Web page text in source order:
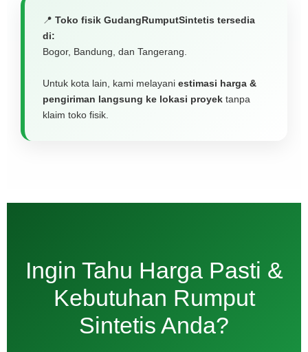
📍 Toko fisik GudangRumputSintetis tersedia
di:
Bogor, Bandung, dan Tangerang.
Untuk kota lain, kami melayani estimasi harga &
pengiriman langsung ke lokasi proyek tanpa
klaim toko fisik.
Ingin Tahu Harga Pasti &
Kebutuhan Rumput
Sintetis Anda?